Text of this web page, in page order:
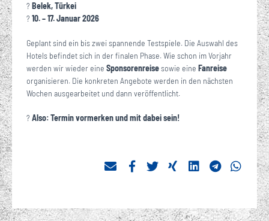
? Belek, Türkei
? 10. – 17. Januar 2026
Geplant sind ein bis zwei spannende Testspiele. Die Auswahl des
Hotels befindet sich in der finalen Phase. Wie schon im Vorjahr
werden wir wieder eine Sponsorenreisesowie eine Fanreise
organisieren. Die konkreten Angebote werden in den nächsten
Wochen ausgearbeitet und dann veröffentlicht.
? Also: Termin vormerken und mit dabei sein!